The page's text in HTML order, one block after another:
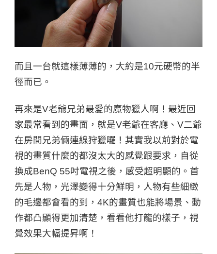
而且一台就這樣薄薄的，大約是10元硬幣的半
徑而已。
再來是V老爺兄弟最愛的魔物獵人啊！最近回
家最常看到的畫面，就是V老爺在客廳、V二爺
在房間兄弟倆連線狩獵囉！其實我以前對於電
視的畫質什麼的都沒太大的感覺跟要求，自從
換成BenQ 55吋電視之後，感受超明顯的。首
先是人物，光澤變得十分鮮明，人物有些細緻
的毛邊都會看的到，4K的畫質也能將場景、動
作都凸顯得更加清楚，看看他打龍的樣子，視
覺效果大幅提昇啊！